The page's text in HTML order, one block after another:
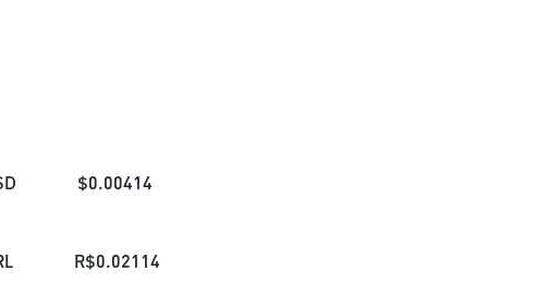
$0.00414
R$0.02114